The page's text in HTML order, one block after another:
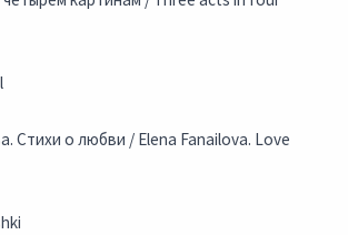
Стихи о любви / Elena Fanailova. Love